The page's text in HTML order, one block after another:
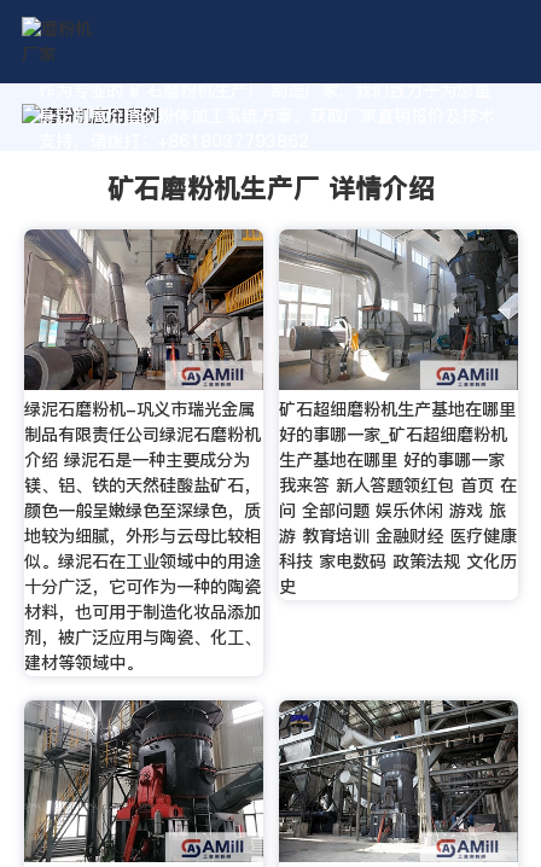
作为专业的 矿石磨粉机生产厂 制造厂家，我们致力于为您量
身定制高价值的粉体加工系统方案。获取厂家直销报价及技术
矿石磨粉机生产厂 详情介绍
绿泥石磨粉机-巩义市瑞光金属
制品有限责任公司绿泥石磨粉机
介绍 绿泥石是一种主要成分为
镁、铝、铁的天然硅酸盐矿石，
颜色一般呈嫩绿色至深绿色，质
地较为细腻，外形与云母比较相
似。绿泥石在工业领域中的用途
十分广泛，它可作为一种的陶瓷
材料，也可用于制造化妆品添加
剂，被广泛应用与陶瓷、化工、
建材等领域中。
矿石超细磨粉机生产基地在哪里
好的事哪一家_矿石超细磨粉机
生产基地在哪里 好的事哪一家
我来答 新人答题领红包 首页 在
问 全部问题 娱乐休闲 游戏 旅
游 教育培训 金融财经 医疗健康
科技 家电数码 政策法规 文化历
史